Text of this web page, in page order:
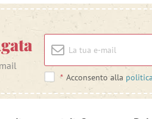
* Acconsento alla